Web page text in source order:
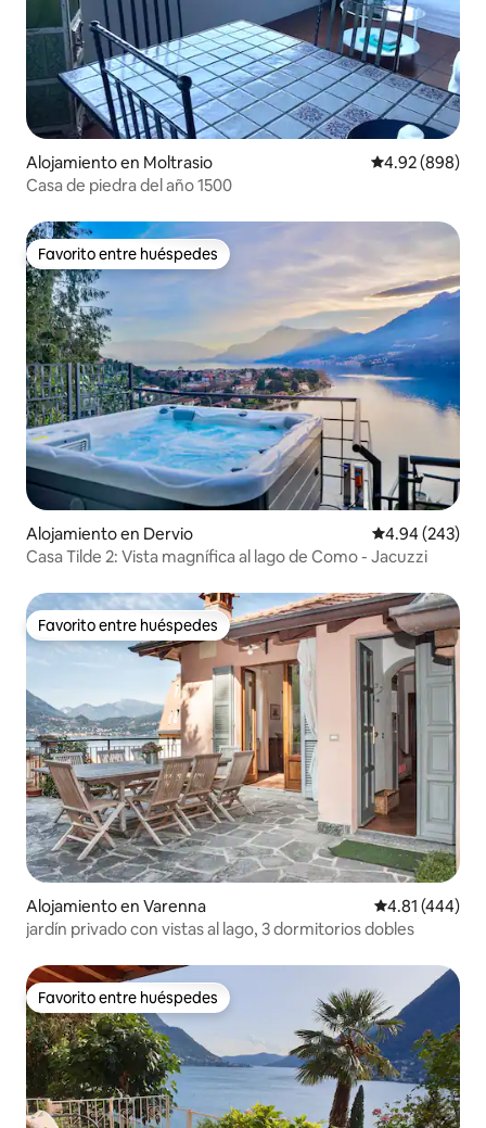
Alojamiento en Moltrasio Calificación
4.92 (898)
Casa de piedra del año 1500
Favorito entre huéspedes
Favorito entre huéspedes
Alojamiento en Dervio Calificación
4.94 (243)
Casa Tilde 2: Vista magnífica al lago de Como - Jacuzzi
Favorito entre huéspedes
Favorito entre huéspedes
Alojamiento en Varenna Calificación
4.81 (444)
jardín privado con vistas al lago, 3 dormitorios dobles
Favorito entre huéspedes
Favorito entre huéspedes